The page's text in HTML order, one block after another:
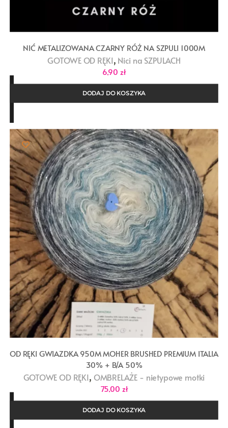
NIĆ METALIZOWANA CZARNY RÓŻ NA SZPULI 1000M
GOTOWE OD RĘKI, Nici na SZPULACH
6,90 zł
DODAJ DO KOSZYKA
OD RĘKI GWIAZDKA 950M MOHER BRUSHED PREMIUM ITALIA
30% + B/A 50%
GOTOWE OD RĘKI, OMBRELAŻE - nietypowe motki
75,00 zł
DODAJ DO KOSZYKA